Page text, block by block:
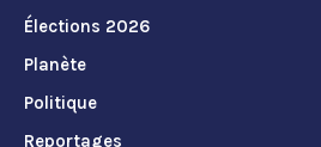
Élections 2026
Planète
Politique
Reportages